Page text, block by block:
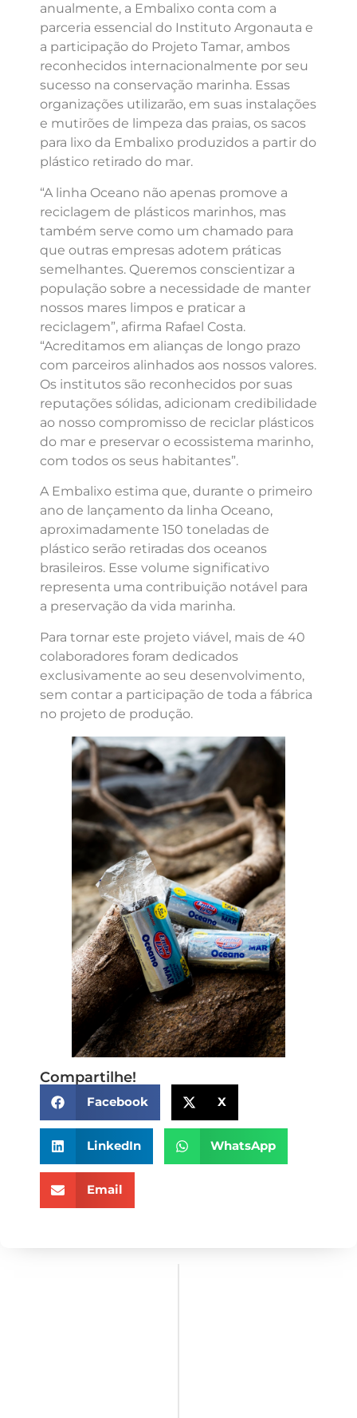
anualmente, a Embalixo conta com a
parceria essencial do Instituto Argonauta e
a participação do Projeto Tamar, ambos
reconhecidos internacionalmente por seu
sucesso na conservação marinha. Essas
organizações utilizarão, em suas instalações
e mutirões de limpeza das praias, os sacos
para lixo da Embalixo produzidos a partir do
plástico retirado do mar.
“A linha Oceano não apenas promove a
reciclagem de plásticos marinhos, mas
também serve como um chamado para
que outras empresas adotem práticas
semelhantes. Queremos conscientizar a
população sobre a necessidade de manter
nossos mares limpos e praticar a
reciclagem”, afirma Rafael Costa.
“Acreditamos em alianças de longo prazo
com parceiros alinhados aos nossos valores.
Os institutos são reconhecidos por suas
reputações sólidas, adicionam credibilidade
ao nosso compromisso de reciclar plásticos
do mar e preservar o ecossistema marinho,
com todos os seus habitantes”.
A Embalixo estima que, durante o primeiro
ano de lançamento da linha Oceano,
aproximadamente 150 toneladas de
plástico serão retiradas dos oceanos
brasileiros. Esse volume significativo
representa uma contribuição notável para
a preservação da vida marinha.
Para tornar este projeto viável, mais de 40
colaboradores foram dedicados
exclusivamente ao seu desenvolvimento,
sem contar a participação de toda a fábrica
no projeto de produção.
Compartilhe!
Facebook X
LinkedIn WhatsApp
Email